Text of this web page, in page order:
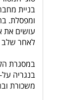
בניית
ומפסלת.
עושים את
לאחר שלב
במסגרת
בנגריה
משכורת